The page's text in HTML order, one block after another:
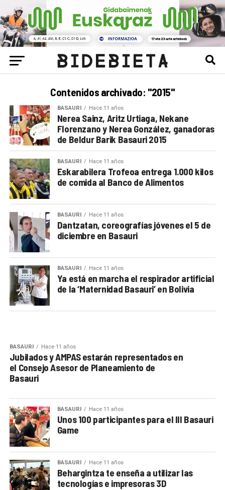
Contenidos archivado: "2015"
BASAURI Hace 11 años
Nerea Sainz, Aritz Urtiaga, Nekane
Florenzano y Nerea González, ganadoras
de Beldur Barik Basauri 2015
BASAURI Hace 11 años
Eskarabilera Trofeoa entrega 1.000 kilos
de comida al Banco de Alimentos
BASAURI Hace 11 años
Dantzatan, coreografías jóvenes el 5 de
diciembre en Basauri
BASAURI Hace 11 años
Ya está en marcha el respirador artificial
de la ‘Maternidad Basauri’ en Bolivia
BASAURI Hace 11 años
Jubilados y AMPAS estarán representados en
el Consejo Asesor de Planeamiento de
Basauri
BASAURI Hace 11 años
Unos 100 participantes para el III Basauri
Game
BASAURI Hace 11 años
Behargintza te enseña a utilizar las
tecnologías e impresoras 3D